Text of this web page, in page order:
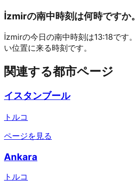
İzmirの南中時刻は何時ですか。
İzmirの今日の南中時刻は13:18です
い位置に来る時刻です。
関連する都市ページ
イスタンブール
トルコ
ページを見る
Ankara
トルコ